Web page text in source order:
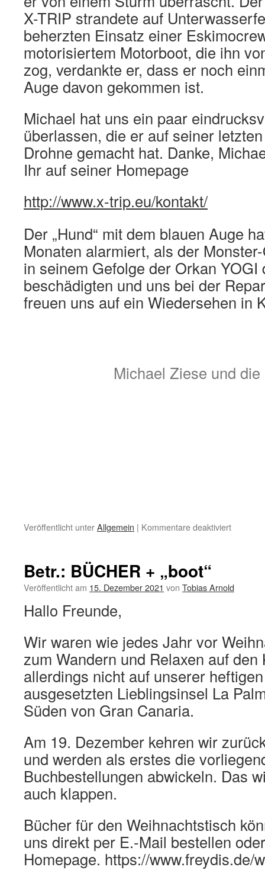
X-TRIP strandete auf
beherzten Einsatz einer
motorisiertem Motorboot, die ihn
zog, verdankte er, dass er noch
Auge davon gekommen ist.
Michael hat uns ein paar
überlassen, die er auf seiner
Drohne gemacht hat. Danke,
Ihr auf seiner Homepage
http://www.x-trip.eu/kontakt/
Der „Hund“ mit dem blauen Auge
Monaten alarmiert, als der
in seinem Gefolge der Orkan YOGI
beschädigten und uns bei der
freuen uns auf ein Wiedersehen in
Michael Ziese und die
Veröffentlicht unterAllgemein | Kommentare deaktiviertfür
Betr.: BÜCHER + „boot“
Veröffentlicht am 15. Dezember 2021 von Tobias Arnold
Hallo Freunde,
Wir waren wie jedes Jahr vor
zum Wandern und Relaxen auf
allerdings nicht auf unserer
ausgesetzten Lieblingsinsel La
Süden von Gran Canaria.
Am 19. Dezember kehren wir
und werden als erstes die
Buchbestellungen abwickeln. Das
auch klappen.
Bücher für den Weihnachtstisch
uns direkt per E.-Mail bestellen
Homepage. https://www.freydis.de/